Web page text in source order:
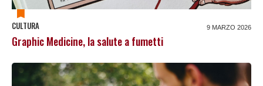
CULTURA 9 MARZO 2026
Graphic Medicine, la salute a fumetti